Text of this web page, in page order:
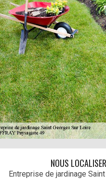
NOUS LOCALISER
Entreprise de jardinage